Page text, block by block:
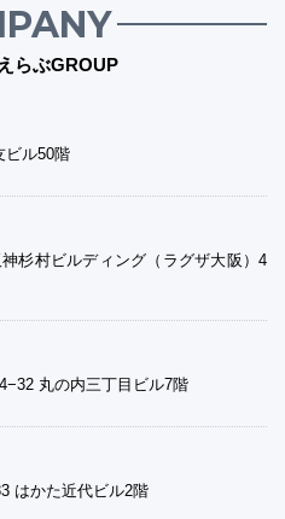
らぶGROUP
ビル50階
杉村ビルディング（ラグザ大阪）4
丸の内三丁目ビル7階
はかた近代ビル2階